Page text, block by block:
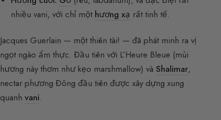
nhiều vani, với chỉ một hương xạ rất tinh tế.
Jacques Guerlain — một thiên tài! — đã phát minh ra vị
ngọt ngào ẩm thực. Đầu tiên với L’Heure Bleue (mùi
hương này thơm như kẹo marshmallow) và Shalimar,
nectar phương Đông đầu tiên được xây dựng xung
quanh vani.